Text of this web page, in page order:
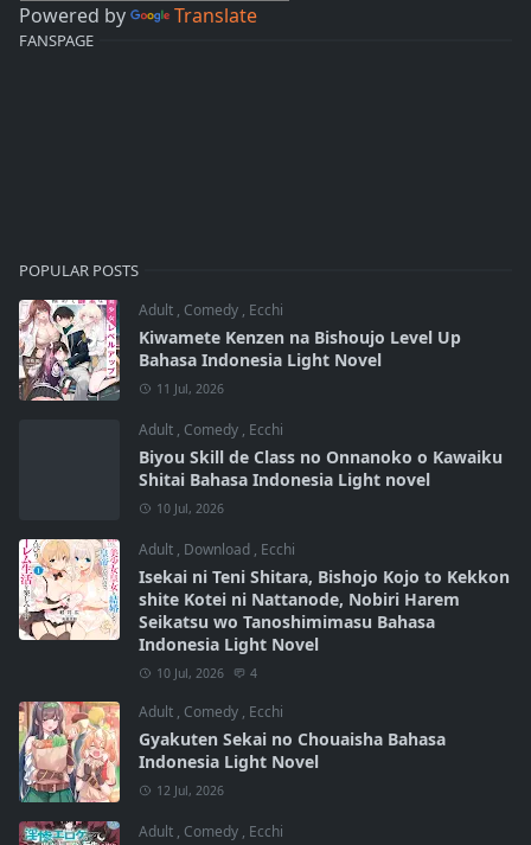
Powered by Translate
FANSPAGE
POPULAR POSTS
Adult , Comedy , Ecchi
Kiwamete Kenzen na Bishoujo Level Up
Bahasa Indonesia Light Novel
11 Jul, 2026
Adult , Comedy , Ecchi
Biyou Skill de Class no Onnanoko o Kawaiku
Shitai Bahasa Indonesia Light novel
10 Jul, 2026
Adult , Download , Ecchi
Isekai ni Teni Shitara, Bishojo Kojo to Kekkon
shite Kotei ni Nattanode, Nobiri Harem
Seikatsu wo Tanoshimimasu Bahasa
Indonesia Light Novel
10 Jul, 2026 4
Adult , Comedy , Ecchi
Gyakuten Sekai no Chouaisha Bahasa
Indonesia Light Novel
12 Jul, 2026
Adult , Comedy , Ecchi